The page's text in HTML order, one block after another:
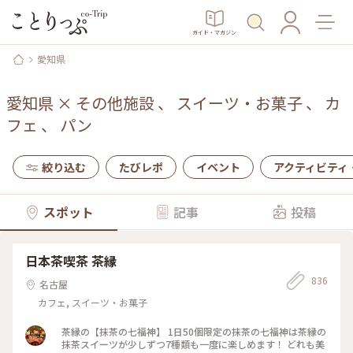
ガイド・マガジン
愛知県
愛知県 × その他施設、 スイーツ・お菓子、 カ
フェ 、 パン
絞り込む たびレポ イベント アクティビティ
スポット 記事 投稿
日本茶喫茶 茶縁
名古屋
カフェ, スイーツ・お菓子
836
茶縁の【抹茶の七福神】 1日50個限定の抹茶の七福神は茶縁の
抹茶スイーツが少しずつ7種類も一度に楽しめます！ どれも美